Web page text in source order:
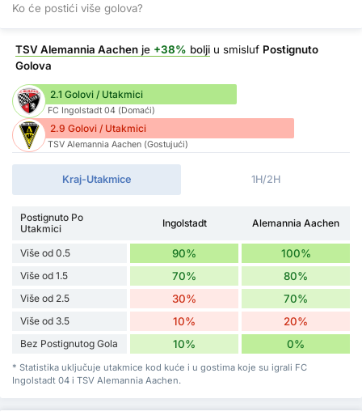
Ko će postići više golova?
TSV Alemannia Aachen je +38% bolji u smisluf Postignuto
Golova
2.1 Golovi / Utakmici
FC Ingolstadt 04 (Domaći)
2.9 Golovi / Utakmici
TSV Alemannia Aachen (Gostujući)
Kraj-Utakmice 1H/2H
Postignuto Po
Utakmici
Ingolstadt Alemannia Aachen
Više od 0.5 90% 100%
Više od 1.5 70% 80%
Više od 2.5 30% 70%
Više od 3.5 10% 20%
Bez Postignutog Gola 10% 0%
* Statistika uključuje utakmice kod kuće i u gostima koje su igrali FC
Ingolstadt 04 i TSV Alemannia Aachen.